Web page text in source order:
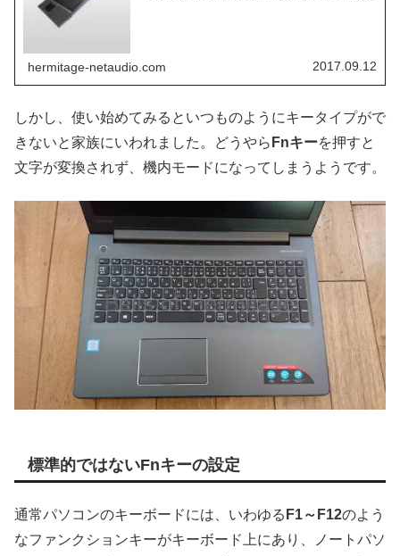
hermitage-netaudio.com 2017.09.12
しかし、使い始めてみるといつものようにキータイプがで
きないと家族にいわれました。どうやら Fnキーを押すと
文字が変換されず、機内モードになってしまうようです。
標準的ではないFnキーの設定
通常パソコンのキーボードには、いわゆる F1～F12のよう
なファンクションキーがキーボード上にあり、ノートパソ